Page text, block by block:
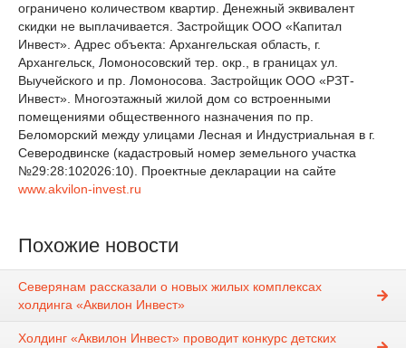
ограничено количеством квартир. Денежный эквивалент
скидки не выплачивается. Застройщик ООО «Капитал
Инвест». Адрес объекта: Архангельская область, г.
Архангельск, Ломоносовский тер. окр., в границах ул.
Выучейского и пр. Ломоносова. Застройщик ООО «РЗТ-
Инвест». Многоэтажный жилой дом со встроенными
помещениями общественного назначения по пр.
Беломорский между улицами Лесная и Индустриальная в г.
Северодвинске (кадастровый номер земельного участка
№29:28:102026:10). Проектные декларации на сайте
www.akvilon-invest.ru
Похожие новости
Северянам рассказали о новых жилых комплексах
холдинга «Аквилон Инвест»
Холдинг «Аквилон Инвест» проводит конкурс детских